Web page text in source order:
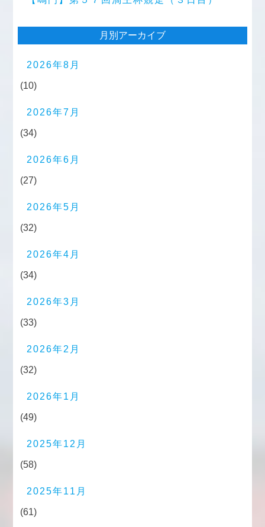
月別アーカイブ
2026年8月
(10)
2026年7月
(34)
2026年6月
(27)
2026年5月
(32)
2026年4月
(34)
2026年3月
(33)
2026年2月
(32)
2026年1月
(49)
2025年12月
(58)
2025年11月
(61)